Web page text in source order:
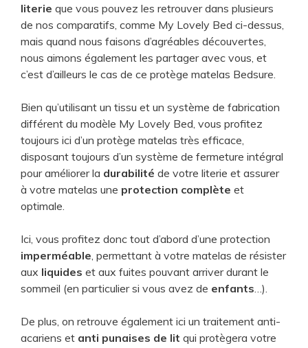
literie que vous pouvez les retrouver dans plusieurs
de nos comparatifs, comme My Lovely Bed ci-dessus,
mais quand nous faisons d’agréables découvertes,
nous aimons également les partager avec vous, et
c’est d’ailleurs le cas de ce protège matelas Bedsure.
Bien qu’utilisant un tissu et un système de fabrication
différent du modèle My Lovely Bed, vous profitez
toujours ici d’un protège matelas très efficace,
disposant toujours d’un système de fermeture intégral
pour améliorer la durabilité de votre literie et assurer
à votre matelas une protection complète et
optimale.
Ici, vous profitez donc tout d’abord d’une protection
imperméable, permettant à votre matelas de résister
aux liquides et aux fuites pouvant arriver durant le
sommeil (en particulier si vous avez de enfants…).
De plus, on retrouve également ici un traitement anti-
acariens et anti punaises de lit qui protègera votre